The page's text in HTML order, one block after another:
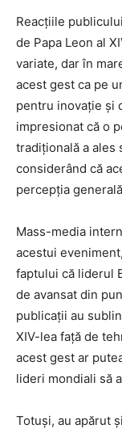
Reacțiile
de Papa Leon al
variate, dar în
acest gest ca pe
pentru inovație și
impresionat că o
tradițională a ales
considerând că
percepția
Mass-media
acestui
faptului că liderul
de avansat din
publicații au
XIV-lea față de
acest gest ar
lideri mondiali să
Totuși, au apărut